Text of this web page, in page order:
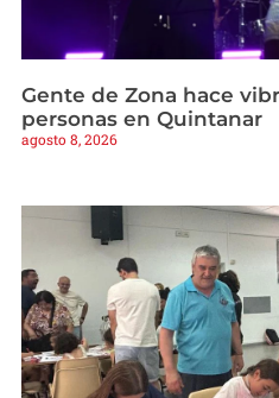
Gente de Zona hace
personas en Quintanar
agosto 8, 2026